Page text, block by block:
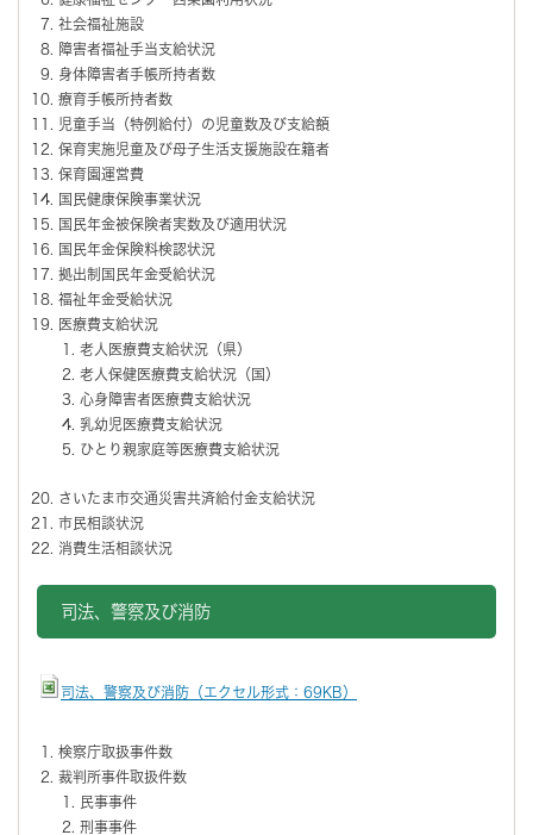
社会福祉施設
障害者福祉手当支給状況
身体障害者手帳所持者数
療育手帳所持者数
児童手当（特例給付）の児童数及び支給額
保育実施児童及び母子生活支援施設在籍者
保育園運営費
国民健康保険事業状況
国民年金被保険者実数及び適用状況
国民年金保険料検認状況
拠出制国民年金受給状況
福祉年金受給状況
医療費支給状況
老人医療費支給状況（県）
老人保健医療費支給状況（国）
心身障害者医療費支給状況
乳幼児医療費支給状況
ひとり親家庭等医療費支給状況
さいたま市交通災害共済給付金支給状況
市民相談状況
消費生活相談状況
司法、警察及び消防
司法、警察及び消防（エクセル形式：69KB）
検察庁取扱事件数
裁判所事件取扱件数
民事事件
刑事事件